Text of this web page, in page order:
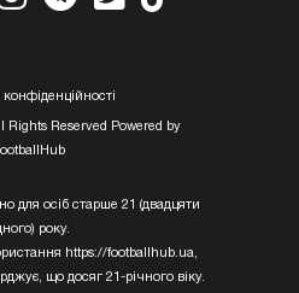
конфiденцiйностi
Rights Reserved Powered by
для осіб старше 21 (двадцяти
року.
https://footballhub.ua,
що досяг 21-річного віку.